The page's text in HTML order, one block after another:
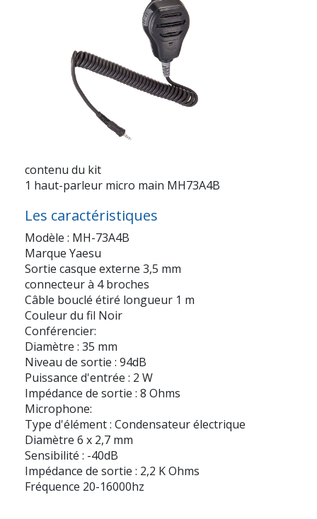
contenu du kit
1 haut-parleur micro main MH73A4B
Les caractéristiques
Modèle : MH-73A4B
Marque Yaesu
Sortie casque externe 3,5 mm
connecteur à 4 broches
Câble bouclé étiré longueur 1 m
Couleur du fil Noir
Conférencier:
Diamètre : 35 mm
Niveau de sortie : 94dB
Puissance d'entrée : 2 W
Impédance de sortie : 8 Ohms
Microphone:
Type d'élément : Condensateur électrique
Diamètre 6 x 2,7 mm
Sensibilité : -40dB
Impédance de sortie : 2,2 K Ohms
Fréquence 20-16000hz